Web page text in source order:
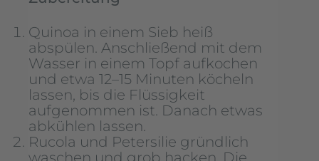
Quinoa in einem Sieb heiß
abspülen. Anschließend mit dem
Wasser in einem Topf aufkochen
und etwa 12–15 Minuten köcheln
lassen, bis die Flüssigkeit
aufgenommen ist. Danach etwas
abkühlen lassen.
Rucola und Petersilie gründlich